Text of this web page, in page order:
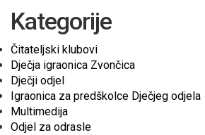
Kategorije
Čitateljski klubovi
Dječja igraonica Zvončica
Dječji odjel
Igraonica za predškolce Dječjeg odjela
Multimedija
Odjel za odrasle